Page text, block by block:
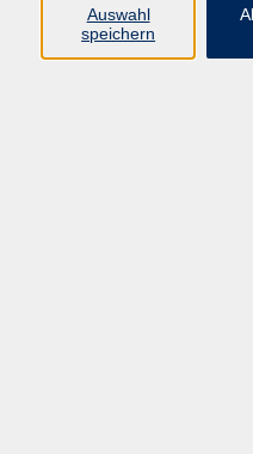
Über unsAuswahl
speichern